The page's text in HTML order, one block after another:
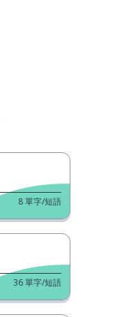
8單字/短語
36單字/短語